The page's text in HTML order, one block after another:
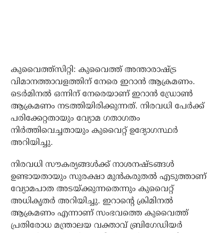
കുവൈത്ത്‌സിറ്റി: കുവൈത്ത് അന്താരാഷ്ട്ര
വിമാനത്താവളത്തിന് നേരെ ഇറാന്‍ ആക്രമണം.
ടെര്‍മിനല്‍ ഒന്നിന് നേരെയാണ് ഇറാന്‍ ഡ്രോണ്‍
ആക്രമണം നടത്തിയിരിക്കുന്നത്. നിരവധി പേര്‍ക്ക്
പരിക്കേറ്റതായും വ്യോമ ഗതാഗതം
നിര്‍ത്തിവെച്ചതായും കുവൈറ്റ് ഉദ്യോഗസ്ഥര്‍
അറിയിച്ചു.
നിരവധി സൗകര്യങ്ങള്‍ക്ക് നാശനഷ്ടങ്ങള്‍
ഉണ്ടായതായും സുരക്ഷാ മുന്‍കരുതല്‍ എടുത്താണ്
വ്യോമപാത അടയ്ക്കുന്നതെന്നും കുവൈറ്റ്
അധികൃതര്‍ അറിയിച്ചു. ഇറാന്റെ ക്രിമിനല്‍
ആക്രമണം എന്നാണ് സംഭവത്തെ കുവൈത്ത്
പ്രതിരോധ മന്ത്രാലയ വക്താവ് ബ്രിഗേഡിയര്‍